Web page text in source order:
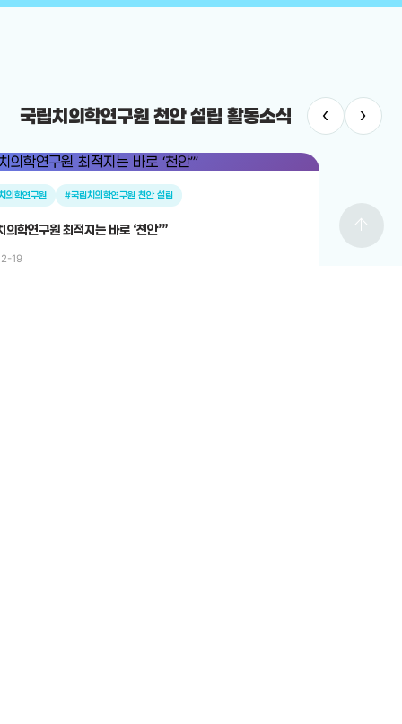
국립치의학연구원 천안 설립 활동소식 ‹ ›
의학연구원 #국립치의학연구원 천안 설립
의학연구원 최적지는 바로 ‘천안’”
19
arrow_upward